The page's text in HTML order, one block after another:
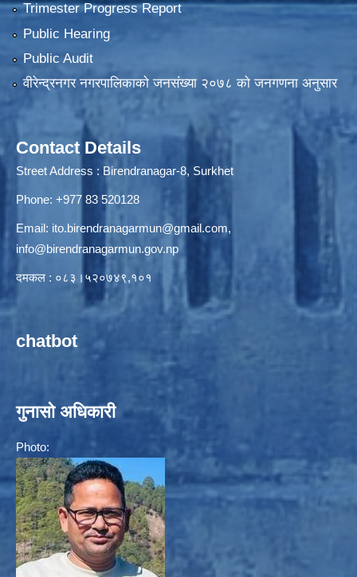
Trimester Progress Report
Public Hearing
Public Audit
वीरेन्द्रनगर नगरपालिकाकाे जनसंख्या २०७८ काे जनगणना अनुसार
Contact Details
Street Address : Birendranagar-8, Surkhet
Phone: +977 83 520128
Email: ito.birendranagarmun@gmail.com,
info@birendranagarmun.gov.np
दमकल : ०८३।५२०७४९,१०१
chatbot
गुनासो अधिकारी
Photo: